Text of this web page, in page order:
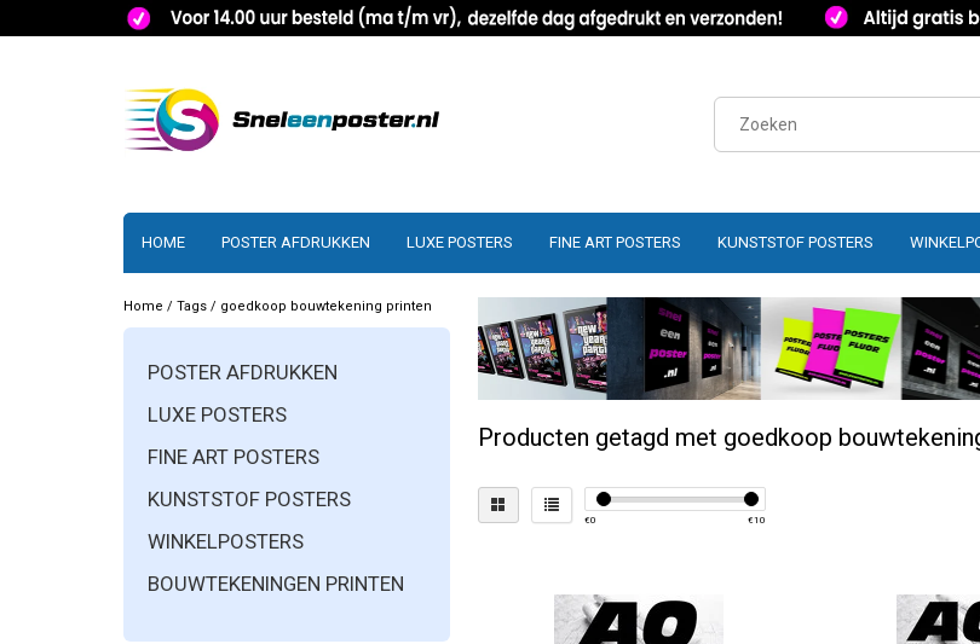
HOME POSTER AFDRUKKEN LUXE POSTERS FINE ART POSTERS KUNSTSTOF POSTERS
Home / Tags / goedkoop bouwtekening printen
POSTER AFDRUKKEN
LUXE POSTERS
FINE ART POSTERS
KUNSTSTOF POSTERS
WINKELPOSTERS
BOUWTEKENINGEN PRINTEN
Producten getagd met goedkoop
€0 €10